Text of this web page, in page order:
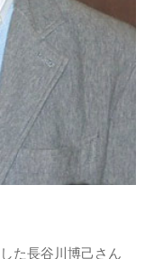
た長谷川博己さん